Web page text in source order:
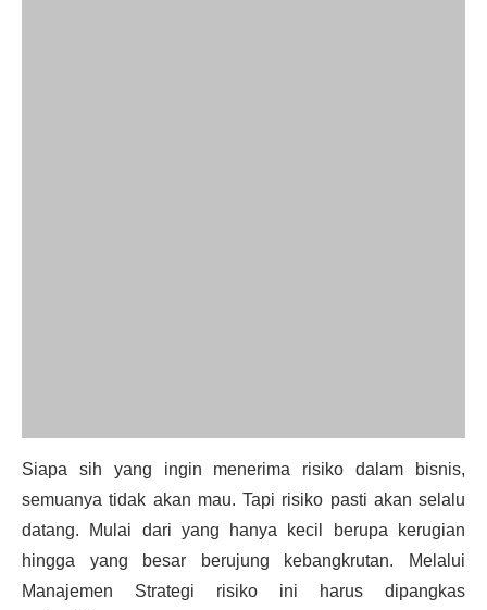
Siapa sih yang ingin menerima risiko dalam bisnis,
semuanya tidak akan mau. Tapi risiko pasti akan selalu
datang. Mulai dari yang hanya kecil berupa kerugian
hingga yang besar berujung kebangkrutan. Melalui
Manajemen Strategi risiko ini harus dipangkas